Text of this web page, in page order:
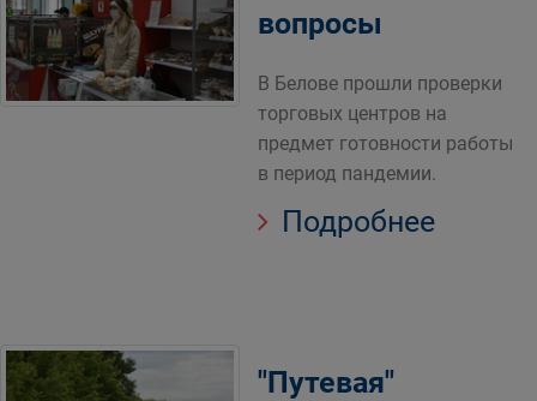
вопросы
В Белове прошли проверки
торговых центров на
предмет готовности работы
в период пандемии.
Подробнее
"Путевая"